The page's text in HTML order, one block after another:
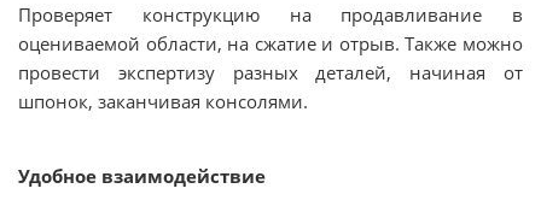
Проверяет конструкцию на продавливание в
оцениваемой области, на сжатие и отрыв. Также можно
провести экспертизу разных деталей, начиная от
шпонок, заканчивая консолями.
Удобное взаимодействие